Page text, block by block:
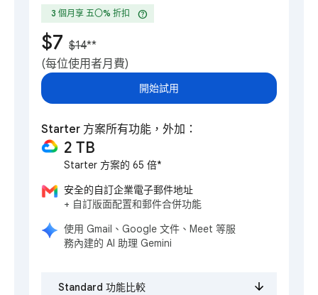
3 個月享 五〇% 折扣 help
$7 $14**
(每位使用者月費)
開始試用
Starter 方案所有功能，外加：
2 TB
Starter 方案的 65 倍*
安全的自訂企業電子郵件地址
+ 自訂版面配置和郵件合併功能
使用 Gmail、Google 文件、Meet 等服
務內建的 AI 助理 Gemini
Standard 功能比較